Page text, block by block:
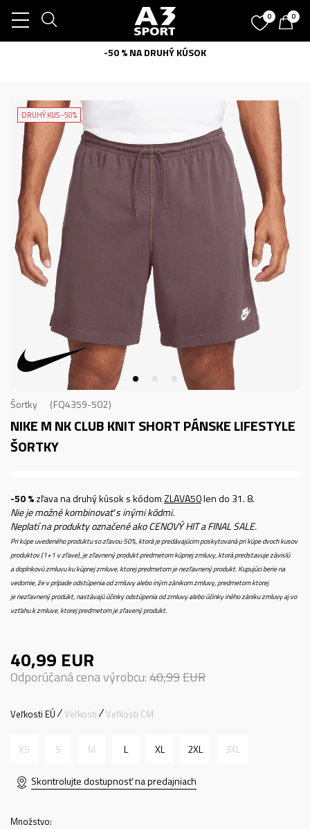
0 0
-50 % NA DRUHÝ KÚSOK
DRUHÝ KUS -50%
Šortky FQ4359-502
NIKE M NK CLUB KNIT SHORTPÁNSKE LIFESTYLE
ŠORTKY
-50 %zľava na druhý kúsok s kódomZLAVA50len do 31. 8.
Nie je možné kombinovať s inými kódmi.
Neplatí na produkty označené ako CENOVÝ HIT a FINAL SALE.
Pri kúpe uvedeného produktu so zľavou 50%, ktorá je predávajúcim poskytovaná pri kúpe dvoch kusov
produktov (1+1 v zľave), je zľavnený produkt predmetom kúpnej zmluvy, ktorá predstavuje závislú
a doplnkovú zmluvu ku kúpnej zmluve, ktorej predmetom je nezľavnený produkt. Kupujúci berie na
vedomie, že v prípade odstúpenia od zmluvy alebo iným zánikom zmluvy, predmetom ktorej
je nezľavnený produkt, nastávajú účinky odstúpenia od zmluvy alebo účinky iného zániku zmluvy aj vo
vzťahu k zmluve, ktorej predmetom je zľavený produkt.
40,99 EUR
Odporúčaná cena výrobcu:40,99EUR
Veľkosti EÚ Veľkosti Veľkosti CM
XS S M L XL 2XL 3XL
Skontrolujte dostupnosť na predajniach
Množstvo: